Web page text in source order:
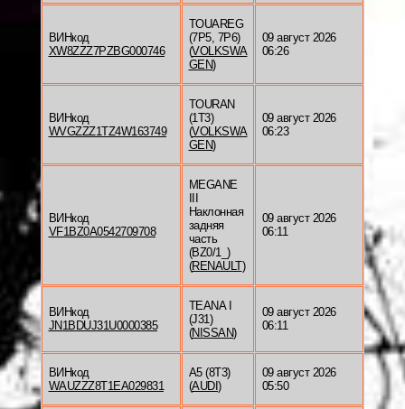
ВИНкод
XW8ZZZ7PZBG000746
TOUAREG
(7P5, 7P6)
(VOLKSWA
GEN)
09 август 2026
06:26
ВИНкод
WVGZZZ1TZ4W163749
TOURAN
(1T3)
(VOLKSWA
GEN)
09 август 2026
06:23
ВИНкод
VF1BZ0A0542709708
MEGANE
Наклонная
задняя
часть
(BZ0/1_)
(RENAULT)
09 август 2026
06:11
ВИНкод
JN1BDUJ31U0000385
TEANA I
(J31)
(NISSAN)
09 август 2026
06:11
ВИНкод
WAUZZZ8T1EA029831
A5 (8T3)
(AUDI )
09 август 2026
05:50